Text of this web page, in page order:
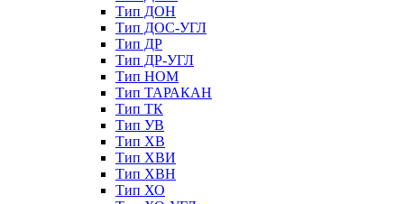
Тип ДОН
Тип ДОС-УГЛ
Тип ДР
Тип ДР-УГЛ
Тип НОМ
Тип ТАРАКАН
Тип ТК
Тип УВ
Тип ХВ
Тип ХВИ
Тип ХВН
Тип ХО